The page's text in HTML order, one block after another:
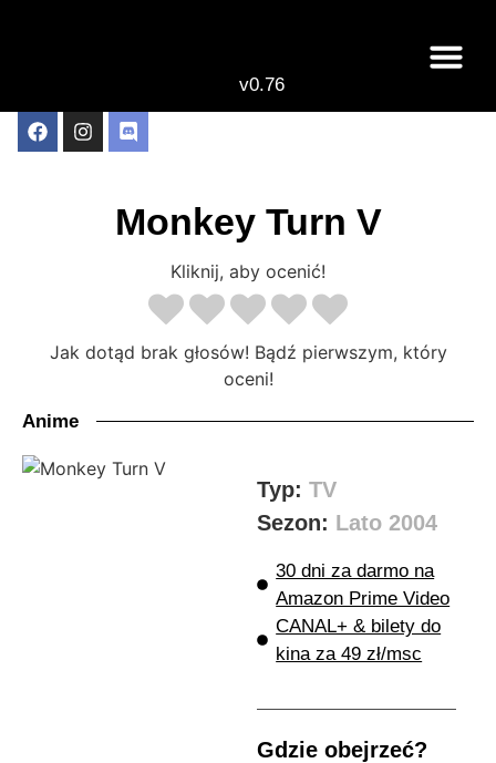
v0.76
Monkey Turn V
Kliknij, aby ocenić!
Jak dotąd brak głosów! Bądź pierwszym, który
oceni!
Anime
Typ: TV
Sezon: Lato 2004
30 dni za darmo na
Amazon Prime Video
CANAL+ & bilety do
kina za 49 zł/msc
Gdzie obejrzeć?